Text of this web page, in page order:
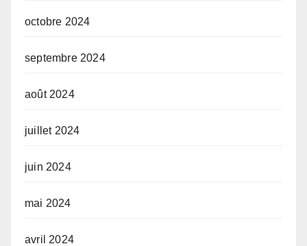
octobre 2024
septembre 2024
août 2024
juillet 2024
juin 2024
mai 2024
avril 2024